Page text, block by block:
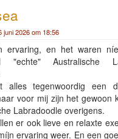
juni 2026 om 18:56
ervaring, en het waren
"echte" Australische
tegenwoordig een
voor mij zijn het gewoon
Labradoodle overigens.
er ook lieve en relaxte
ervaring weer. En een